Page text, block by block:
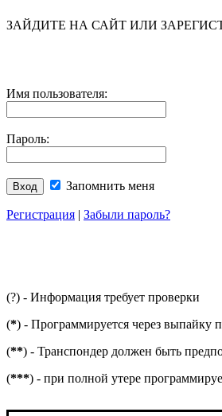
ЗАЙДИТЕ НА САЙТ ИЛИ
Имя пользователя:
Пароль:
Запомнить меня
Регистрация | Забыли пароль?
(?) - Информация требует проверки
(*) - Программируется через выпайку
(**) - Транспондер должен быть
(***) - при полной утере